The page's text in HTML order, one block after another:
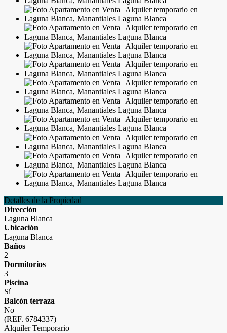
Detalles de la Propiedad
Dirección
Laguna Blanca
Ubicación
Laguna Blanca
Baños
2
Dormitorios
3
Piscina
Sí
Balcón terraza
No
(REF. 6784337)
Alquiler Temporario